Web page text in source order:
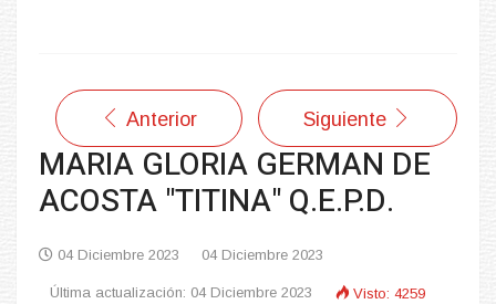
Anterior Siguiente
MARIA GLORIA GERMAN DE
ACOSTA "TITINA" Q.E.P.D.
04 Diciembre 2023 04 Diciembre 2023
Última actualización: 04 Diciembre 2023 Visto: 4259